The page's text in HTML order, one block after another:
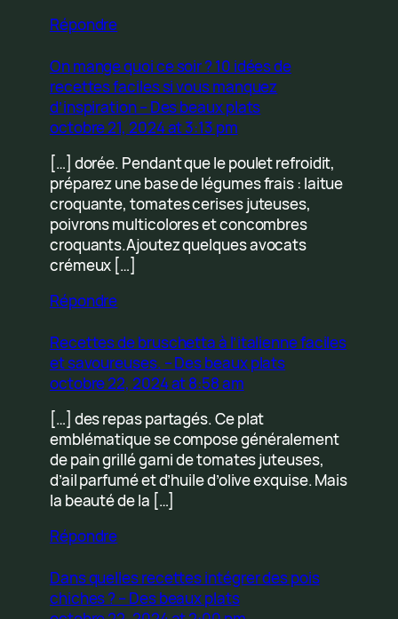
Répondre
On mange quoi ce soir ? 10 idées de
recettes faciles si vous manquez
d’inspiration – Des beaux plats
octobre 21, 2024 at 3:13 pm
[…] dorée. Pendant que le poulet refroidit,
préparez une base de légumes frais : laitue
croquante, tomates cerises juteuses,
poivrons multicolores et concombres
croquants.Ajoutez quelques avocats
crémeux […]
Répondre
Recettes de bruschetta à l’italienne faciles
et savoureuses. – Des beaux plats
octobre 22, 2024 at 8:58 am
[…] des repas partagés. Ce plat
emblématique se compose généralement
de pain grillé garni de tomates juteuses,
d’ail parfumé et d’huile d’olive exquise. Mais
la beauté de la […]
Répondre
Dans quelles recettes intégrer des pois
chiches ? – Des beaux plats